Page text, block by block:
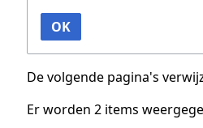
OK
De volgende pagina's
Er worden 2 items